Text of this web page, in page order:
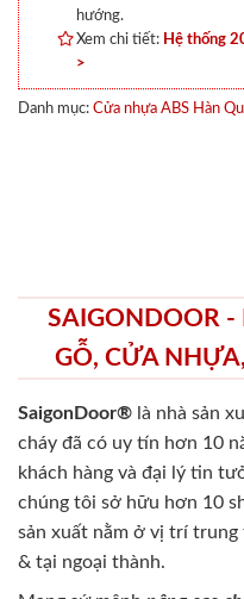
hướng.
Xem chi tiết: Hệ thống
>
Danh mục: Cửa nhựa ABS Hàn
SAIGONDOOR -
GỖ, CỬA
SaigonDoor® là nhà sản
cháy đã có uy tín hơn 10
khách hàng và đại lý tin
chúng tôi sở hữu hơn 10
sản xuất nằm ở vị trí
& tại ngoại thành.